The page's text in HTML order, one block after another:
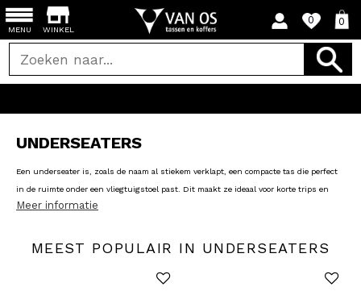
WINKEL
0 0
MENU
UNDERSEATERS
Een underseater is, zoals de naam al stiekem verklapt, een compacte tas die perfect
in de ruimte onder een vliegtuigstoel past. Dit maakt ze ideaal voor korte trips en
vliegreizen waarbij je al je belangrijkste spullen dichtbij wilt houden. Bij de meeste
als handbagage. Ideaal dus als je gedoe met ruimbagage wilt voorkomen of licht reist.
Meer informatie
MEEST POPULAIR IN UNDERSEATERS